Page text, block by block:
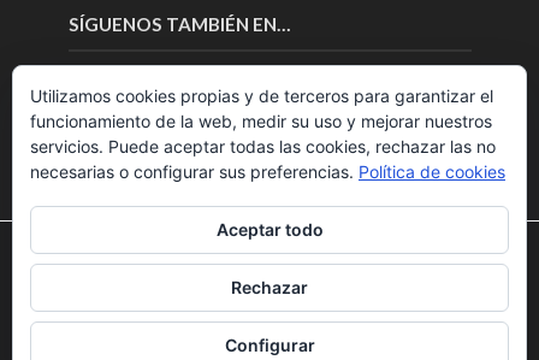
SÍGUENOS TAMBIÉN EN…
Copyright © 2018.Fly News.Noticias aerospacial
UAS aviación comercial
Utilizamos cookies para ofrecerte la mejor experiencia en
nuestra web.
Puedes aprender más sobre qué cookies utilizamos o
desactivarlas en losajustes.
Utilizamos cookies propias y de terceros para garantizar el
funcionamiento de la web, medir su uso y mejorar nuestros
servicios. Puede aceptar todas las cookies, rechazar las no
necesarias o configurar sus preferencias. Política de cookies
Aceptar todo
Rechazar
Configurar